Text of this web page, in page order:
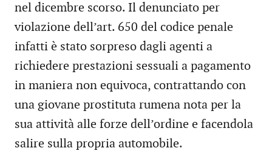
nel dicembre scorso. Il denunciato per
violazione dell’art. 650 del codice penale
infatti è stato sorpreso dagli agenti a
richiedere prestazioni sessuali a pagamento
in maniera non equivoca, contrattando con
una giovane prostituta rumena nota per la
sua attività alle forze dell’ordine e facendola
salire sulla propria automobile.